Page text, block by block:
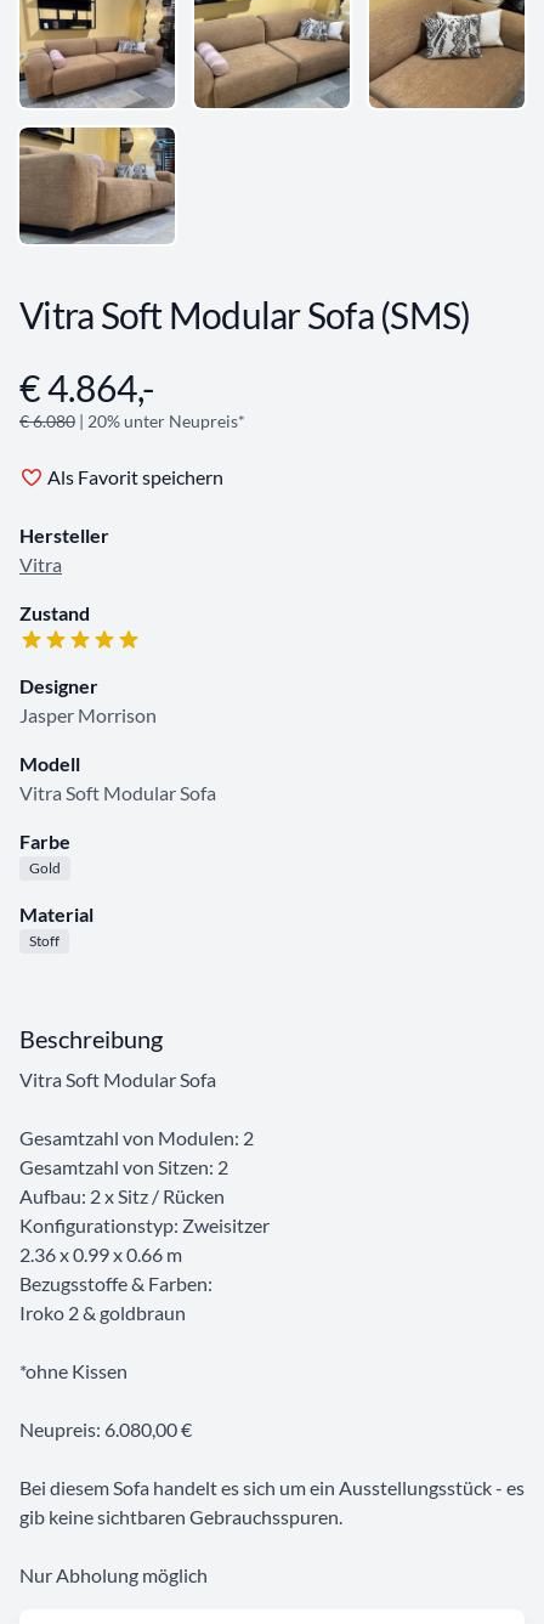
Vitra Soft Modular Sofa (SMS)
Angebotsinformationen
€ 4.864,-
€ 6.080 | 20% unter Neupreis*
Als Favorit speichern
Hersteller
Vitra
Zustand
Designer
Jasper Morrison
Modell
Vitra Soft Modular Sofa
Farbe
Gold
Material
Stoff
Beschreibung
Vitra Soft Modular Sofa
Gesamtzahl von Modulen: 2
Gesamtzahl von Sitzen: 2
Aufbau: 2 x Sitz / Rücken
Konfigurationstyp: Zweisitzer
2.36 x 0.99 x 0.66 m
Bezugsstoffe & Farben:
Iroko 2 & goldbraun
*ohne Kissen
Neupreis: 6.080,00 €
Bei diesem Sofa handelt es sich um ein Ausstellungsstück - es
gib keine sichtbaren Gebrauchsspuren.
Nur Abholung möglich